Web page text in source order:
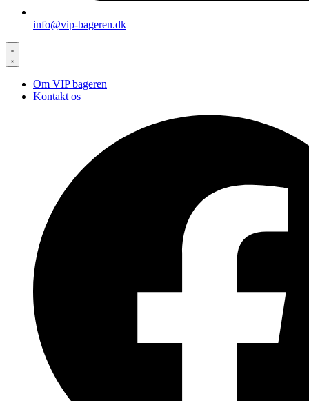
info@vip-bageren.dk
Om VIP bageren
Kontakt os